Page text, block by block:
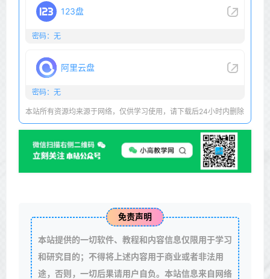
123盘
密码：无
阿里云盘
密码：无
本站所有资源均来源于网络，仅供学习使用，请下载后24小时内删除
免责声明
本站提供的一切软件、教程和内容信息仅限用于学习
和研究目的；不得将上述内容用于商业或者非法用
途，否则，一切后果请用户自负。本站信息来自网络